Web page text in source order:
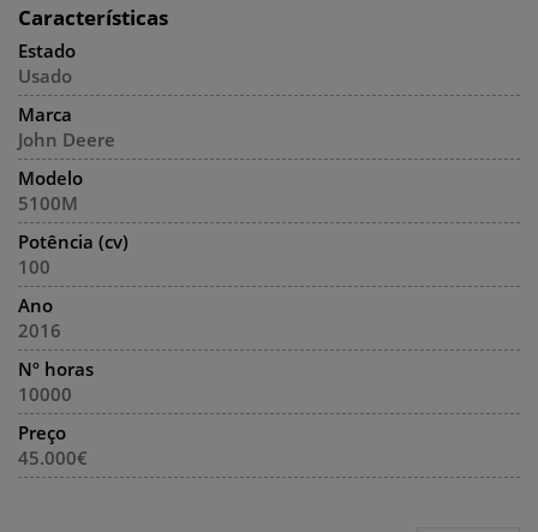
Características
Estado
Usado
Marca
John Deere
Modelo
5100M
Potência (cv)
100
Ano
2016
Nº horas
10000
Preço
45.000€